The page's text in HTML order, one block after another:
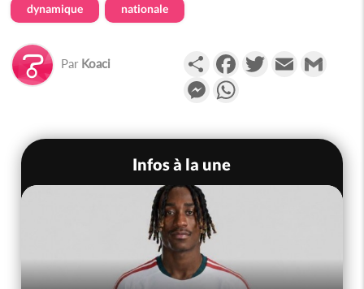
dynamique nationale
Par Koaci PartagerFacebookTwitterEmail
Messenger
Infos à la une